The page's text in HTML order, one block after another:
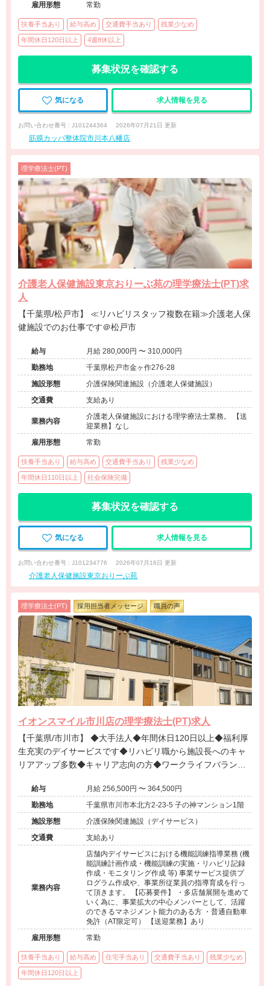
雇用形態
常勤
扶養手当あり 給与高め 交通費手当あり 残業少なめ
年間休日120日以上 4週8休以上
募集状況を確認する
気になる 求人情報を見る
お問い合わせ番号 : J101244364 2026年07月21日 更新
筋膜カッパ整体院市川本八幡店
理学療法士(PT)
介護老人保健施設東京おりーぶ苑の理学療法士(PT)求
人
【千葉県/松戸市】 ≪リハビリスタッフ複数在籍≫介護老人保
健施設でのお仕事です＠松戸市
給与
月給 280,000円 〜 310,000円
勤務地
千葉県松戸市金ヶ作276-28
施設形態
介護保険関連施設（介護老人保健施設）
交通費
支給あり
業務内容
介護老人保健施設における理学療法士業務。 【送
迎業務】なし
雇用形態
常勤
扶養手当あり 給与高め 交通費手当あり 残業少なめ
年間休日110日以上 社会保険完備
募集状況を確認する
気になる 求人情報を見る
お問い合わせ番号 : J101234776 2026年07月16日 更新
介護老人保健施設東京おりーぶ苑
理学療法士(PT) 採用担当者メッセージ 職員の声
イオンスマイル市川店の理学療法士(PT)求人
【千葉県/市川市】 ◆大手法人◆年間休日120日以上◆福利厚
生充実のデイサービスです◆リハビリ職から施設長へのキャ
リアアップ多数◆キャリア志向の方◆ワークライフバランス
給与
月給 256,500円 〜 364,500円
勤務地
千葉県市川市本北方2-23-5 子の神マンション1階
施設形態
介護保険関連施設（デイサービス）
交通費
支給あり
業務内容
店舗内デイサービスにおける機能訓練指導業務 (機
能訓練計画作成・機能訓練の実施・リハビリ記録
作成・モニタリング作成 等) 事業サービス提供プ
ログラム作成や、事業所従業員の指導育成を行っ
て頂きます。 【応募要件】 ・多店舗展開を進めて
いく為に、事業拡大の中心メンバーとして、活躍
のできるマネジメント能力のある方 ・普通自動車
免許（AT限定可） 【送迎業務】あり
雇用形態
常勤
扶養手当あり 給与高め 住宅手当あり 交通費手当あり 残業少なめ
年間休日120日以上